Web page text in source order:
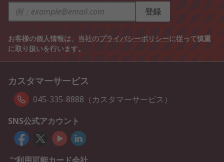
登録
お客様の個人情報は、当社のプライバシーポリシーに従って慎重
に取り扱いを行います。
カスタマーサービス
045-335-8888（カスタマーサービス）
SNS公式アカウント